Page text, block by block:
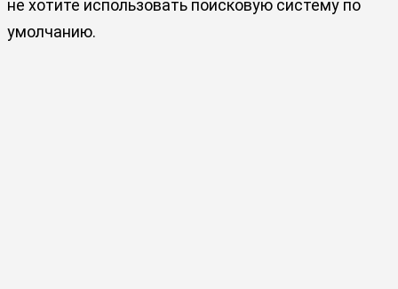
не хотите использовать поисковую систему по
умолчанию.